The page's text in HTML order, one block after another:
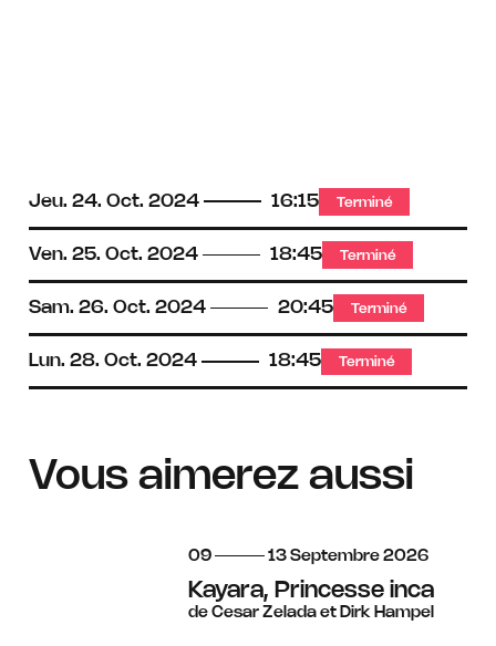
Jeu. 24. Oct. 2024 16:15 Terminé
Ven. 25. Oct. 2024 18:45 Terminé
Sam. 26. Oct. 2024 20:45 Terminé
Lun. 28. Oct. 2024 18:45 Terminé
Vous aimerez aussi
du
09 au
13 septembre
Septembre 2026
Kayara, Princesse inca
de Cesar Zelada et Dirk Hampel